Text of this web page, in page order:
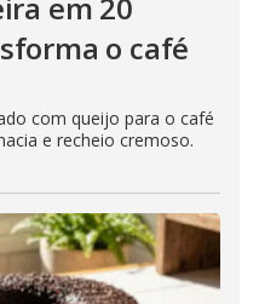
o café
com queijo para o café
e recheio cremoso.